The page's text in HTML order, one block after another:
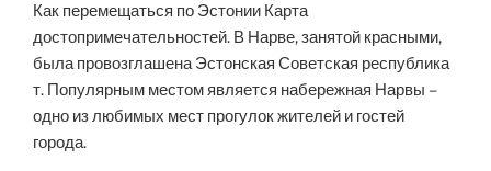
Как перемещаться по Эстонии Карта
достопримечательностей. В Нарве, занятой красными,
была провозглашена Эстонская Советская республика
т. Популярным местом является набережная Нарвы –
одно из любимых мест прогулок жителей и гостей
города.